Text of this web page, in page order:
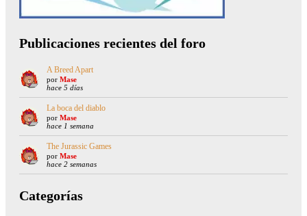
Publicaciones recientes del foro
A Breed Apart
por Mase
hace 5 días
La boca del diablo
por Mase
hace 1 semana
The Jurassic Games
por Mase
hace 2 semanas
Categorías